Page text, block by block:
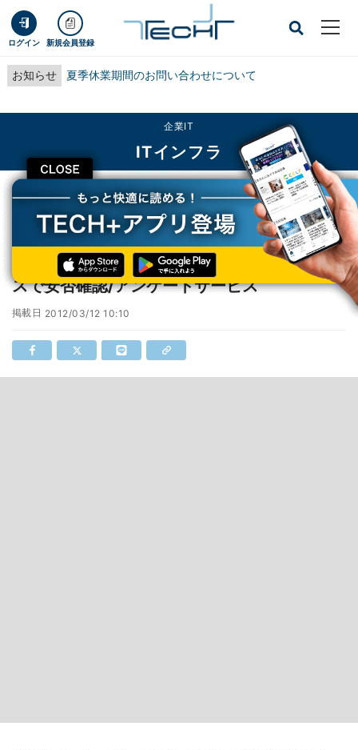
ログイン 新規会員登録
お知らせ 夏季休業期間のお問い合わせについて
CLOSE
企業IT
ITインフラ
TECH+ 企業IT
ITインフラ
ソフトバンク、スマホ対応のBCP対策サービスで安否確認/アンケートサービス
ソフトバンク、スマホ対応のBCP対策サービ
スで安否確認/アンケートサービス
掲載日 2012/03/12 10:10